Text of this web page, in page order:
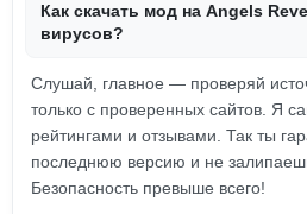
Как скачать мод на Angels
вирусов?
Слушай, главное — проверяй
только с проверенных сайтов. Я
рейтингами и отзывами. Так ты
последнюю версию и не
Безопасность превыше всего!